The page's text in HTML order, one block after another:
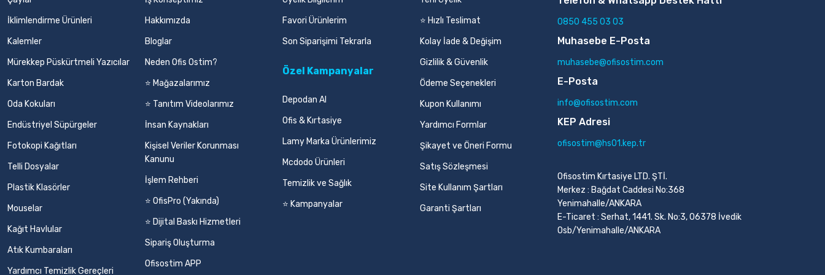
İklimlendirme Ürünleri
Kalemler
Mürekkep Püskürtmeli Yazıcılar
Karton Bardak
Oda Kokuları
Endüstriyel Süpürgeler
Fotokopi Kağıtları
Telli Dosyalar
Plastik Klasörler
Mouselar
Kağıt Havlular
Atık Kumbaraları
Yardımcı Temizlik Gereçleri
Hakkımızda
Bloglar
Neden Ofis Ostim?
⭐ Mağazalarımız
⭐ Tanıtım Videolarımız
İnsan Kaynakları
Kişisel Veriler Korunması
Kanunu
İşlem Rehberi
⭐ OfisPro (Yakında)
⭐ Dijital Baskı Hizmetleri
Sipariş Oluşturma
Ofisostim APP
Favori Ürünlerim
Son Siparişimi Tekrarla
Özel Kampanyalar
Depodan Al
Ofis & Kırtasiye
Lamy Marka Ürünlerimiz
Mcdodo Ürünleri
Temizlik ve Sağlık
⭐ Kampanyalar
⭐ Hızlı Teslimat
Kolay İade & Değişim
Gizlilik & Güvenlik
Ödeme Seçenekleri
Kupon Kullanımı
Yardımcı Formlar
Şikayet ve Öneri Formu
Satış Sözleşmesi
Site Kullanım Şartları
Garanti Şartları
0850 455 03 03
Muhasebe E-Posta
muhasebe@ofisostim.com
E-Posta
info@ofisostim.com
KEP Adresi
ofisostim@hs01.kep.tr
Ofisostim Kırtasiye LTD. ŞTİ.
Merkez : Bağdat Caddesi No:368
Yenimahalle/ANKARA
E-Ticaret : Serhat, 1441. Sk. No:3, 06378 İvedik
Osb/Yenimahalle/ANKARA